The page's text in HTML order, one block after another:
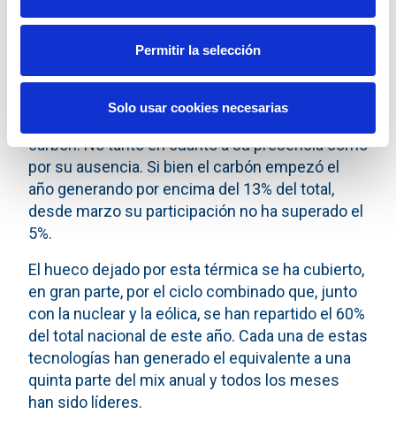
Permitir la selección
Solo usar cookies necesarias
2019: el inicio del declive del carbón
carbón. No tanto en cuanto a su presencia como
por su ausencia. Si bien el carbón empezó el
año generando por encima del 13% del total,
desde marzo su participación no ha superado el
5%.
El hueco dejado por esta térmica se ha cubierto,
en gran parte, por el ciclo combinado que, junto
con la nuclear y la eólica, se han repartido el 60%
del total nacional de este año. Cada una de estas
tecnologías han generado el equivalente a una
quinta parte del mix anual y todos los meses
han sido líderes.